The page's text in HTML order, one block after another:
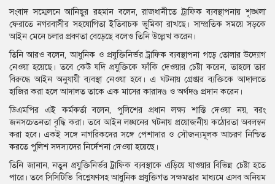
সংবাদ সম্মেলনে আনিছুর রহমান বলেন, রাজধানীতে ট্রাফিক ব্যবস্থাপনায় শৃঙ্খলা
ফেরাতে নগরবাসীর সহযোগিতা ইতিবাচক ভূমিকা রাখছে। সাম্প্রতিক সময়ে সড়কে
আইন মেনে চলার প্রবণতা বেড়েছে বলেও তিনি উল্লেখ করেন।
তিনি আরও বলেন, আধুনিক ও প্রযুক্তিনির্ভর ট্রাফিক ব্যবস্থাপনা গড়ে তোলার উদ্যোগ
নেওয়া হয়েছে। তবে কেউ যদি প্রযুক্তিকে ফাঁকি দেওয়ার চেষ্টা করেন, তাহলে তার
বিরুদ্ধে আইন অনুযায়ী ব্যবস্থা নেওয়া হবে। এ ঘটনায় গ্রেপ্তার ব্যক্তিকে আদালতে
হাজির করা হলে আদালত তাকে এক মাসের কারাদণ্ড ও অর্থদণ্ড প্রদান করেন।
ডিএমপির এই কর্মকর্তা বলেন, পুলিশের প্রধান লক্ষ্য শাস্তি দেওয়া নয়, বরং
জনসচেতনতা বৃদ্ধি করা। তবে আইন লঙ্ঘনের ঘটনায় প্রয়োজনীয় কঠোরতা অবলম্বন
করা হবে। একই সঙ্গে নাগরিকদের সঙ্গে পেশাদার ও সৌজন্যমূলক আচরণ নিশ্চিত
করতে পুলিশ সদস্যদের নির্দেশনা দেওয়া হয়েছে।
তিনি জানান, নতুন প্রযুক্তিনির্ভর ট্রাফিক ব্যবস্থাকে এড়িয়ে যাওয়ার বিভিন্ন চেষ্টা হতে
পারে। তবে সিসিটিভি বিশ্লেষণসহ আধুনিক প্রযুক্তিগত সক্ষমতার মাধ্যমে এসব অনিয়ম